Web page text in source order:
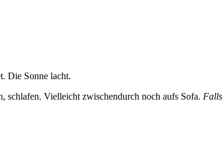
Die Sonne lacht.
schlafen. Vielleicht zwischendurch noch aufs Sofa. Falls